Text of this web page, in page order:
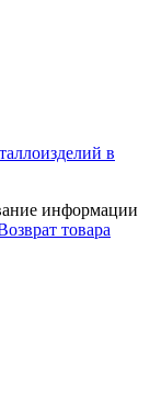
информации
товара